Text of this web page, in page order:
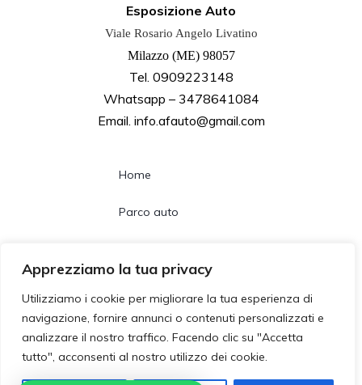
Apprezziamo la tua privacy
Utilizziamo i cookie per migliorare la tua esperienza di
navigazione, fornire annunci o contenuti personalizzati e
analizzare il nostro traffico. Facendo clic su "Accetta
tutto", acconsenti al nostro utilizzo dei cookie.
Esposizione Auto
Viale Rosario Angelo Livatino
Milazzo (ME) 98057
Tel. 0909223148
Whatsapp – 3478641084
Email. info.afauto@gmail.com
Home
Parco auto
Contatti